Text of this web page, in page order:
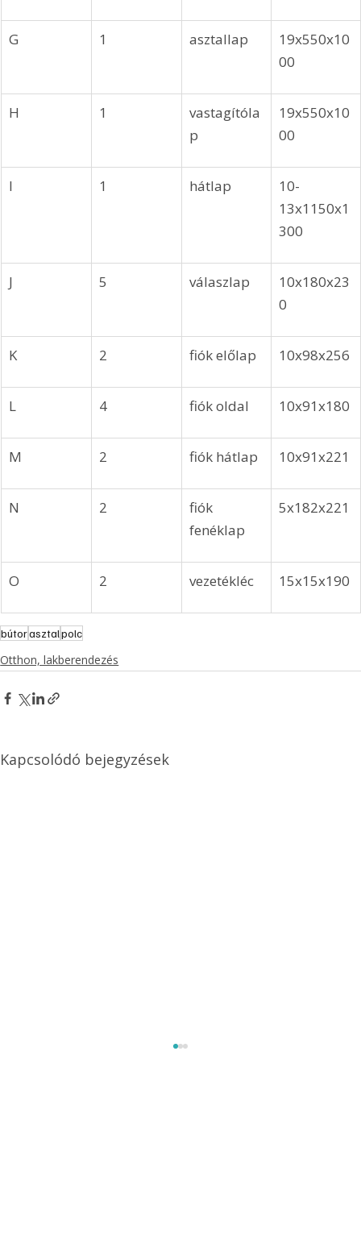
G 1 asztallap
19x550x10
00
H 1
vastagítóla
p
19x550x10
00
I 1 hátlap
10-
13x1150x1
300
J 5 válaszlap
10x180x23
0
K 2 fiók előlap 10x98x256
L 4 fiók oldal 10x91x180
M 2 fiók hátlap 10x91x221
N 2
fiók
fenéklap
5x182x221
O 2 vezetékléc 15x15x190
bútorasztalpolc
Otthon, lakberendezés
Kapcsolódó bejegyzések